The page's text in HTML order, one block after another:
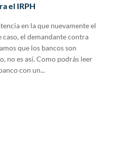
el IRPH
en la que nuevamente el
caso, el demandante contra
que los bancos son
no es así. Como podrás leer
con un...